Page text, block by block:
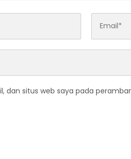
dan situs web saya pada